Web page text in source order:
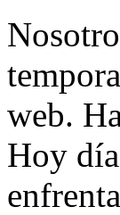
web.
Hoy día